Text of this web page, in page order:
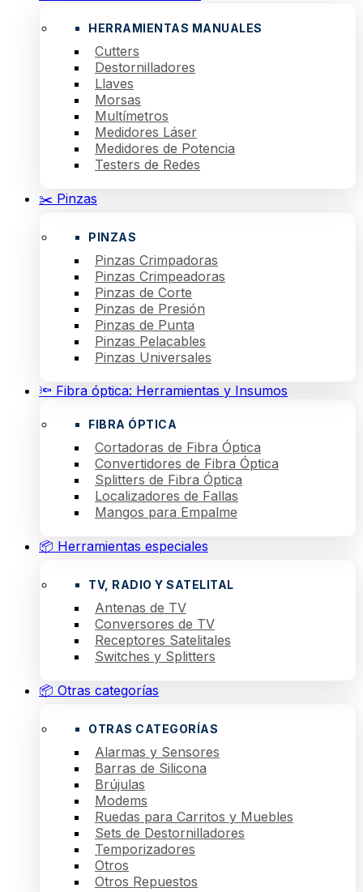
HERRAMIENTAS MANUALES
Cutters
Destornilladores
Llaves
Morsas
Multímetros
Medidores Láser
Medidores de Potencia
Testers de Redes
✂️ Pinzas
PINZAS
Pinzas Crimpadoras
Pinzas Crimpeadoras
Pinzas de Corte
Pinzas de Presión
Pinzas de Punta
Pinzas Pelacables
Pinzas Universales
🔦 Fibra óptica: Herramientas y Insumos
FIBRA ÓPTICA
Cortadoras de Fibra Óptica
Convertidores de Fibra Óptica
Splitters de Fibra Óptica
Localizadores de Fallas
Mangos para Empalme
📦 Herramientas especiales
TV, RADIO Y SATELITAL
Antenas de TV
Conversores de TV
Receptores Satelitales
Switches y Splitters
📦 Otras categorías
OTRAS CATEGORÍAS
Alarmas y Sensores
Barras de Silicona
Brújulas
Modems
Ruedas para Carritos y Muebles
Sets de Destornilladores
Temporizadores
Otros
Otros Repuestos